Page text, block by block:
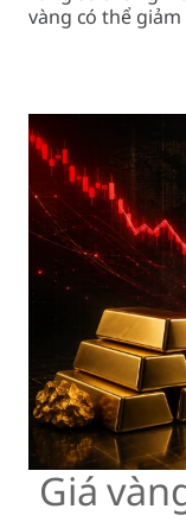
vàng có thể
Giá